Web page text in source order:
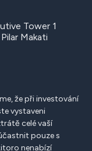
Tower 1
Makati
že při investování
vystaveni
celé vaší
pouze s
nenabízí